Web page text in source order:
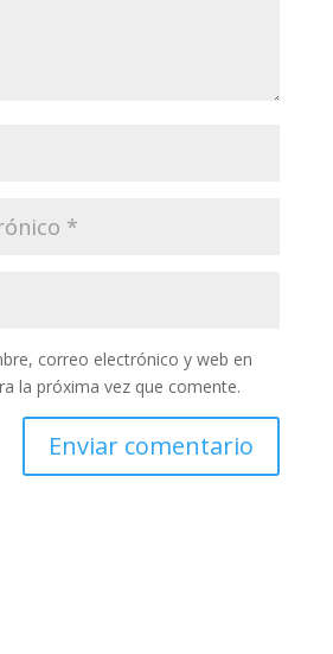
correo electrónico y web en
la próxima vez que comente.